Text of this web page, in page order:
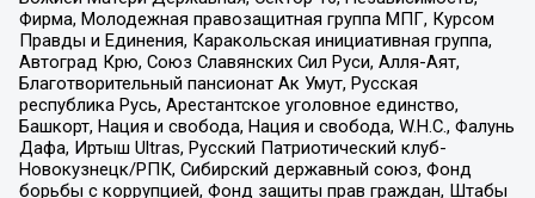
Фирма, Молодежная правозащитная группа МПГ, Курсом
Правды и Единения, Каракольская инициативная группа,
Автоград Крю, Союз Славянских Сил Руси, Алля-Аят,
Благотворительный пансионат Ак Умут, Русская
республика Русь, Арестантское уголовное единство,
Башкорт, Нация и свобода, Нация и свобода, W.H.С., Фалунь
Дафа, Иртыш Ultras, Русский Патриотический клуб-
Новокузнецк/РПК, Сибирский державный союз, Фонд
борьбы с коррупцией, Фонд защиты прав граждан, Штабы